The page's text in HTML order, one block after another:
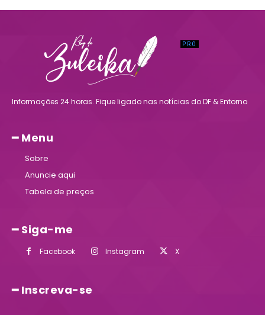
Informações 24 horas. Fique ligado nas notícias do DF & Entorno
━ Menu
Sobre
Anuncie aqui
Tabela de preços
━ Siga-me
Facebook Instagram X
━ Inscreva-se